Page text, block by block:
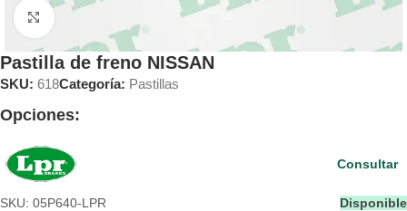
Pastilla de freno NISSAN
SKU: 618Categoría: Pastillas
Opciones:
SKU: 05P640-LPR Disponible
Consultar